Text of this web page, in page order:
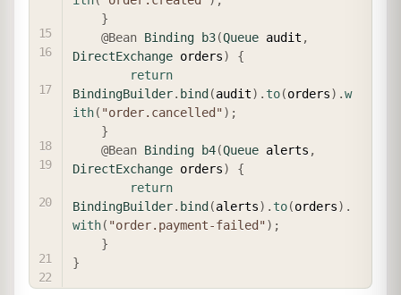
}
@Bean Binding b3(Queue audit ,
DirectExchange orders)
{
return
BindingBuilder. bind (audit) . to(orders) .w
ith( "order.cancelled") ;
}
@Bean Binding b4(Queue alerts ,
DirectExchange orders)
{
return
BindingBuilder. bind (alerts) . to(orders) .
with( "order.payment-failed") ;
}
}